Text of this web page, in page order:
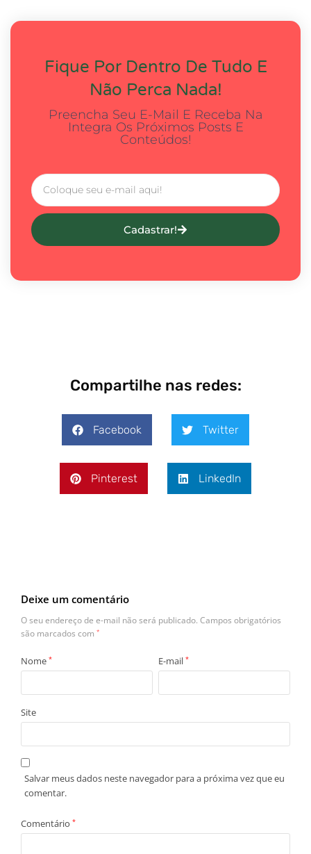
Fique Por Dentro De Tudo E
Não Perca Nada!
Preencha Seu E-Mail E Receba Na
Integra Os Próximos Posts E
Conteúdos!
Cadastrar!
Compartilhe nas redes:
Facebook Twitter
Pinterest LinkedIn
Deixe um comentário
O seu endereço de e-mail não será publicado. Campos obrigatórios
são marcados com *
Nome * E-mail *
Site
Salvar meus dados neste navegador para a próxima vez que eu
comentar.
Comentário *